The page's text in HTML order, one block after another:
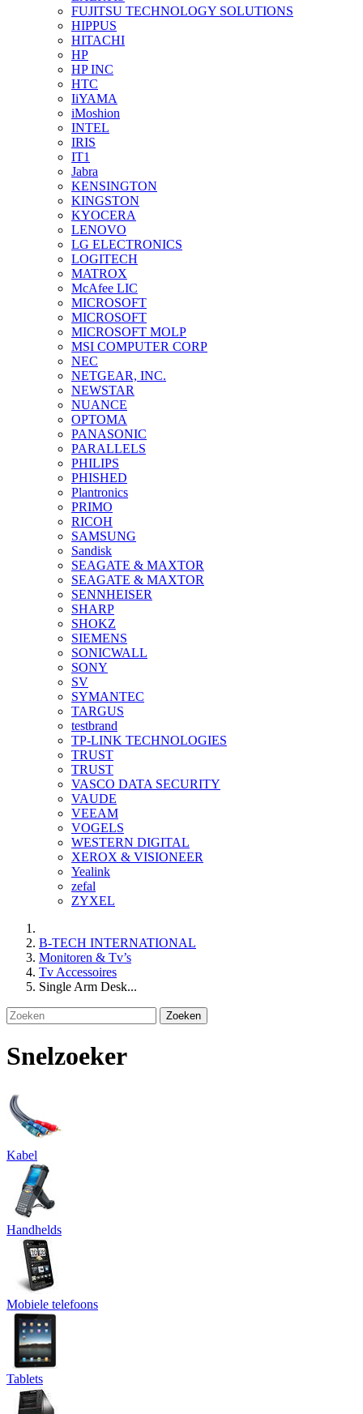
FUJITSU TECHNOLOGY SOLUTIONS
HIPPUS
HITACHI
HP
HP INC
HTC
IiYAMA
iMoshion
INTEL
IRIS
IT1
Jabra
KENSINGTON
KINGSTON
KYOCERA
LENOVO
LG ELECTRONICS
LOGITECH
MATROX
McAfee LIC
MICROSOFT
MICROSOFT
MICROSOFT MOLP
MSI COMPUTER CORP
NEC
NETGEAR, INC.
NEWSTAR
NUANCE
OPTOMA
PANASONIC
PARALLELS
PHILIPS
PHISHED
Plantronics
PRIMO
RICOH
SAMSUNG
Sandisk
SEAGATE & MAXTOR
SEAGATE & MAXTOR
SENNHEISER
SHARP
SHOKZ
SIEMENS
SONICWALL
SONY
SV
SYMANTEC
TARGUS
testbrand
TP-LINK TECHNOLOGIES
TRUST
TRUST
VASCO DATA SECURITY
VAUDE
VEEAM
VOGELS
WESTERN DIGITAL
XEROX & VISIONEER
Yealink
zefal
ZYXEL
B-TECH INTERNATIONAL
Monitoren & Tv’s
Tv Accessoires
Single Arm Desk...
Zoeken
Snelzoeker
Kabel
Handhelds
Mobiele telefoons
Tablets